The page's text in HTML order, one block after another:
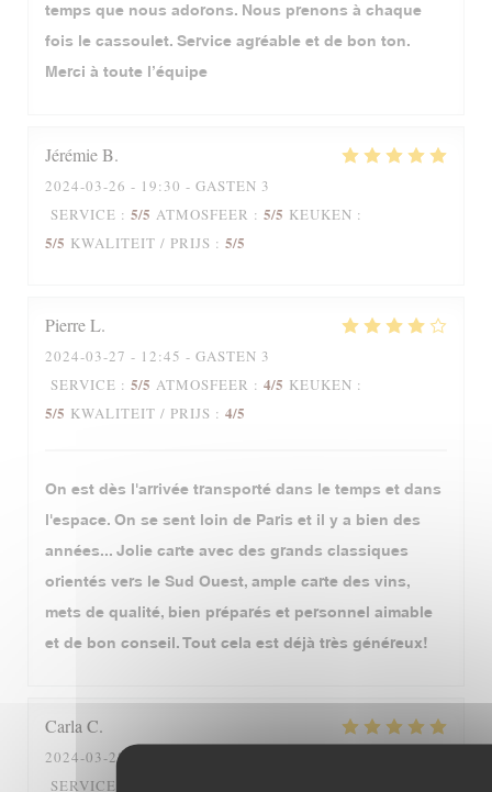
temps que nous adorons. Nous prenons à chaque
fois le cassoulet. Service agréable et de bon ton.
Merci à toute l’équipe
JérémieB
2024-03-26 - 19:30 - GASTEN 3
SERVICE : 5/5 ATMOSFEER : 5/5 KEUKEN :
5/5 KWALITEIT / PRIJS : 5/5
PierreL
2024-03-27 - 12:45 - GASTEN 3
SERVICE : 5/5 ATMOSFEER : 4/5 KEUKEN :
5/5 KWALITEIT / PRIJS : 4/5
On est dès l'arrivée transporté dans le temps et dans
l'espace. On se sent loin de Paris et il y a bien des
années... Jolie carte avec des grands classiques
orientés vers le Sud Ouest, ample carte des vins,
mets de qualité, bien préparés et personnel aimable
et de bon conseil. Tout cela est déjà très généreux!
CarlaC
2024-03-28
SERVICE